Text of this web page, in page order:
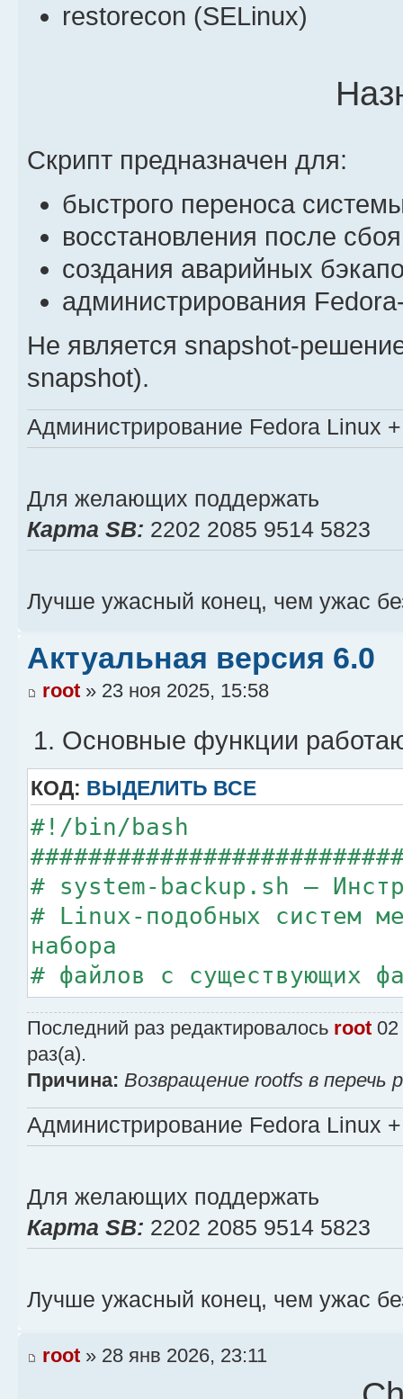
restorecon (SELinux)
Скрипт предназначен для:
быстрого переноса
восстановления после сбоя
создания аварийных
администрирования
Не является snapshot-
snapshot).
Администрирование Fedora Linux
Для желающих поддержать
Карта SB: 2202 2085 9514 5823
Лучше ужасный конец, чем ужас
Актуальная версия 6.0
root » 23 ноя 2025, 15:58
Основные функции
КОД: ВЫДЕЛИТЬ ВСЕ
#!/bin/bash
# system-backup.sh —
# Linux-подобных систем
набора
# файлов с существующих
#
#
# Режимы работы:
# - LIVE (работа на
# - OFFLINE / RESCUE
среды)
#
# ВНИМАНИЕ: операции
уничтожают данные.
# Версия: 6.0
# Дата: 2026-01-26
# Проект: https://
Последний раз редактировалось root 02
раз(а).
Причина: Возвращение rootfs в перечь
Администрирование Fedora Linux
Для желающих поддержать
Карта SB: 2202 2085 9514 5823
Лучше ужасный конец, чем ужас
root » 28 янв 2026, 23:11